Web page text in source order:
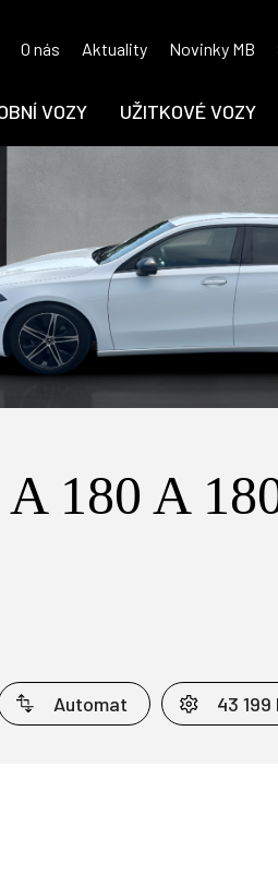
O nás Aktuality Novinky MB
VOZY UŽITKOVÉ VOZY
180 A
Automat 43 199